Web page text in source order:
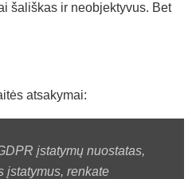
šališkas ir neobjektyvus. Bet
atsakymai:
įstatymų nuostatas,
įstatymus, renkate